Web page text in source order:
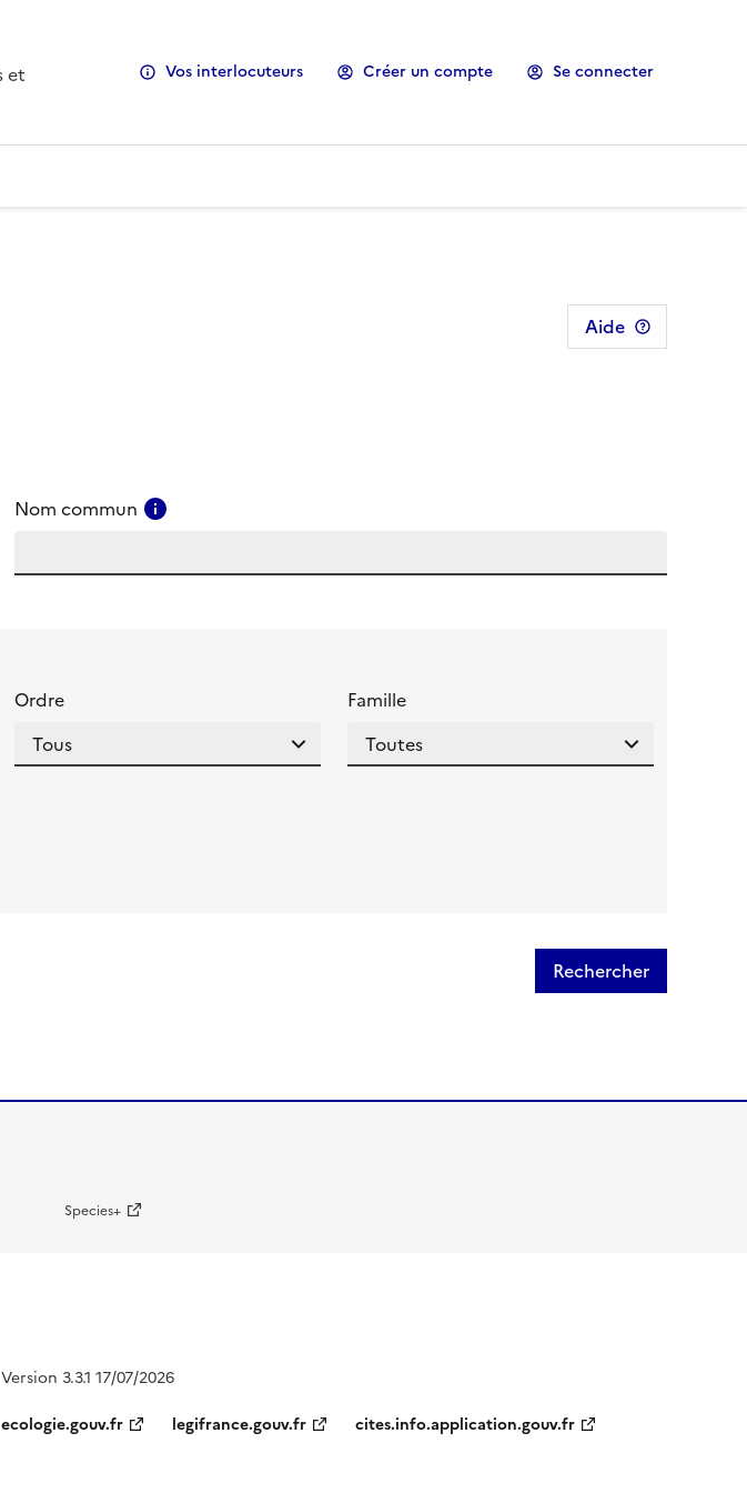
et
Vos interlocuteurs Créer un compte Se connecter
Aide
Nom commun
Ordre Famille
Rechercher
Species+
Version 3.3.1 17/07/2026
ecologie.gouv.fr
legifrance.gouv.fr cites.info.application.gouv.fr